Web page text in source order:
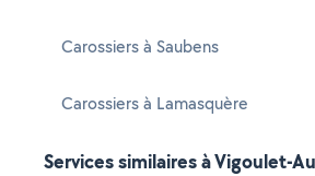
Carossiers à Saubens
Carossiers à Lamasquère
Services similaires à Vigoulet-